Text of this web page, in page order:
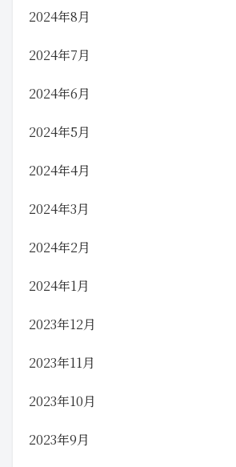
2024年8月
2024年7月
2024年6月
2024年5月
2024年4月
2024年3月
2024年2月
2024年1月
2023年12月
2023年11月
2023年10月
2023年9月